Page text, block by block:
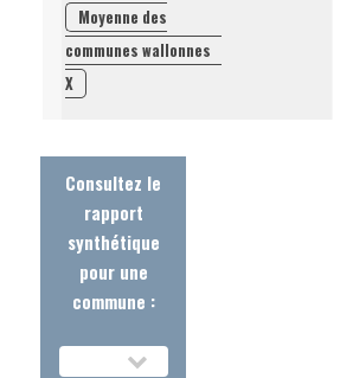
Moyenne des
communes wallonnes
X
Consultez le
rapport
synthétique
pour une
commune :